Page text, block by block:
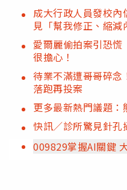
成大行政人員發校
見「幫我修正、縮減
愛爾麗偷拍案引恐
很擔心！
待業不滿遭哥哥碎
落跑再投案
更多最新熱門議題：
快訊／診所驚見針
009829掌握AI關鍵